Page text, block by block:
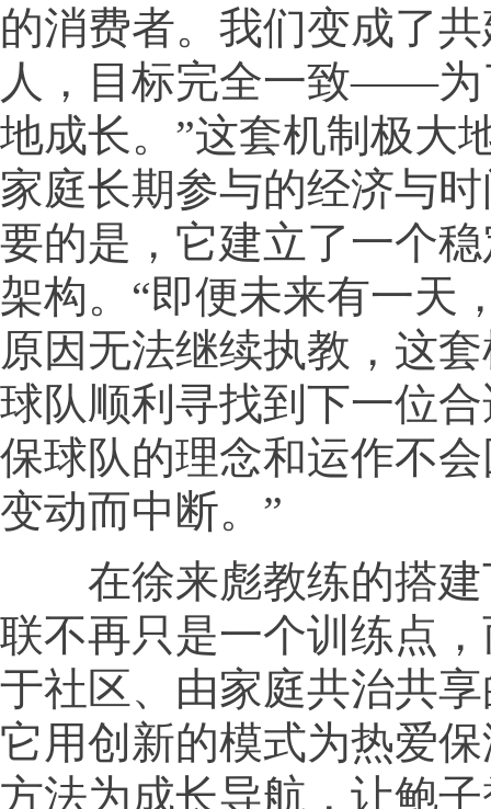
的消费者。我们变成了
人，目标完全一致——为
地成长。”这套机制极大
家庭长期参与的经济与
要的是，它建立了一个
架构。“即便未来有一天
原因无法继续执教，这
球队顺利寻找到下一位
保球队的理念和运作不
变动而中断。”
在徐来彪教练的搭建
联不再只是一个训练点
于社区、由家庭共治共
它用创新的模式为热爱
方法为成长导航，让鲍